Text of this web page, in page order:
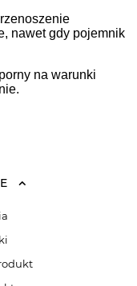
nawet gdy pojemnik
na warunki